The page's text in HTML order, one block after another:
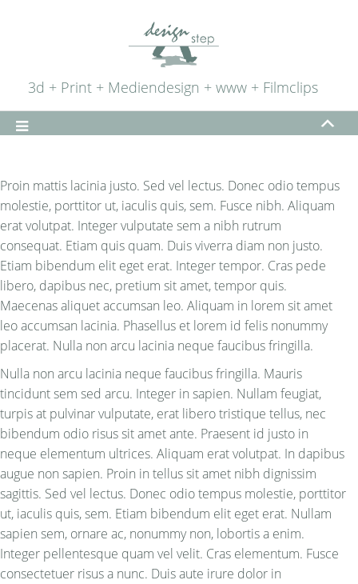
3d + Print + Mediendesign + www + Filmclips
Proin mattis lacinia justo. Sed vel lectus. Donec odio tempus
molestie, porttitor ut, iaculis quis, sem. Fusce nibh. Aliquam
erat volutpat. Integer vulputate sem a nibh rutrum
consequat. Etiam quis quam. Duis viverra diam non justo.
Etiam bibendum elit eget erat. Integer tempor. Cras pede
libero, dapibus nec, pretium sit amet, tempor quis.
Maecenas aliquet accumsan leo. Aliquam in lorem sit amet
leo accumsan lacinia. Phasellus et lorem id felis nonummy
placerat. Nulla non arcu lacinia neque faucibus fringilla.
Nulla non arcu lacinia neque faucibus fringilla. Mauris
tincidunt sem sed arcu. Integer in sapien. Nullam feugiat,
turpis at pulvinar vulputate, erat libero tristique tellus, nec
bibendum odio risus sit amet ante. Praesent id justo in
neque elementum ultrices. Aliquam erat volutpat. In dapibus
augue non sapien. Proin in tellus sit amet nibh dignissim
sagittis. Sed vel lectus. Donec odio tempus molestie, porttitor
ut, iaculis quis, sem. Etiam bibendum elit eget erat. Nullam
sapien sem, ornare ac, nonummy non, lobortis a enim.
Integer pellentesque quam vel velit. Cras elementum. Fusce
consectetuer risus a nunc. Duis aute irure dolor in